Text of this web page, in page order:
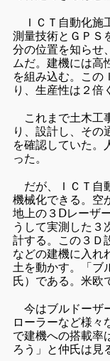
ＩＣＴ自動化施
測量技術とＧＰＳ
分の位置を知らせ
ムだ。建機には高
を組み込む。この
り、生産性は２倍
これまで土木工
り、設計し、その
を確認していた。
った。
だが、ＩＣＴ自
機械化できる。空
地上の３Ⅾレーザ
うして実測した３
計する。この３Ｄ
などの建機に入れ
土を動かす。「ブ
氏）である。米欧
今はブルドーザ
ローラーなど様々
で建機への搭載率
ろう」と仲氏は見